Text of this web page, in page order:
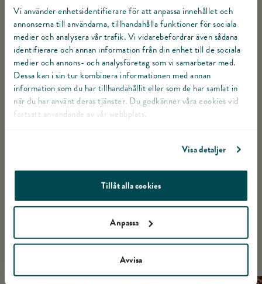
Vi använder enhetsidentifierare för att anpassa innehållet och
annonserna till användarna, tillhandahålla funktioner för sociala
medier och analysera vår trafik. Vi vidarebefordrar även sådana
identifierare och annan information från din enhet till de sociala
medier och annons- och analysföretag som vi samarbetar med.
Dessa kan i sin tur kombinera informationen med annan
information som du har tillhandahållit eller som de har samlat in
när du har använt deras tjänster. Du godkänner våra cookies vid
fortsatt användande av vår webbplats.
Visa detaljer
Tillåt alla cookies
Anpassa
Avvisa
TILLAGNING
Växla
Växla Sätt ugnen på 225°. Lägg helgskinka av kalkonlår på
Sätt ugnen på 225°. Lägg helgskinka av kalkonlår på
en plåt med bakplåtspapper.
Växla Blanda senap, äggula, strösocker och ströbröd i en
Blanda senap, äggula, strösocker och ströbröd i en
skål. Bred blandningen över helgkalkonen och strö
Växla Ställ in helgkalkonen mitt i ugnen i ca 10 minuter. Ta
Ställ in helgkalkonen mitt i ugnen i ca 10 minuter. Ta